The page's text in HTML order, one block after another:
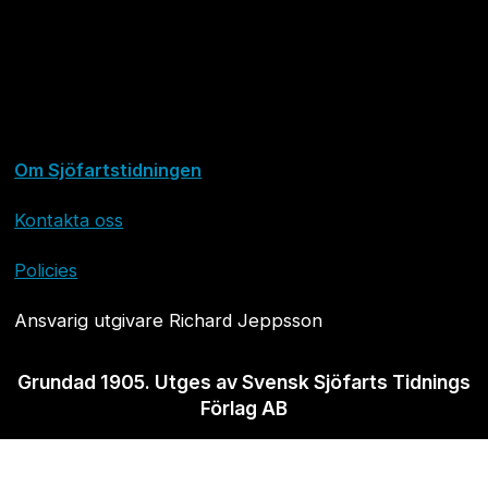
Om Sjöfartstidningen
Kontakta oss
Policies
Ansvarig utgivare Richard Jeppsson
Grundad 1905. Utges av Svensk Sjöfarts Tidnings
Förlag AB